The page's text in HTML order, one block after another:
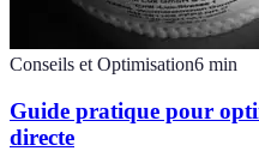
Conseils et Optimisation6 min
Guide pratique pour
directe